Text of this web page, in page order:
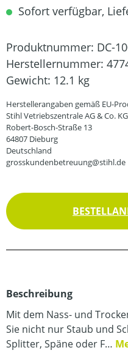
Sofort verfügbar,
Produktnummer: DC-
Herstellernummer:
Gewicht: 12.1 kg
Herstellerangaben gemäß EU-
Stihl Vetriebszentrale AG & Co. KG
Robert-Bosch-Straße 13
64807 Dieburg
Deutschland
grosskundenbetreuung@stihl.de
Beschreibung
Mit dem Nass- und
Sie nicht nur Staub und
Splitter, Späne oder F…